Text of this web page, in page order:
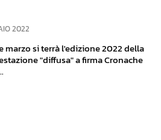
2022
marzo si terrà l'edizione 2022 della
"diffusa" a firma Cronache